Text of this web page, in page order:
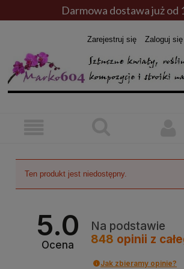
Darmowa dostawa już od
Zarejestruj się Zaloguj się
Ten produkt jest niedostępny.
5.0
Ocena
Na podstawie
848 opinii z
Jak zbieramy opinie?